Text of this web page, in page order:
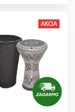
AKCIA